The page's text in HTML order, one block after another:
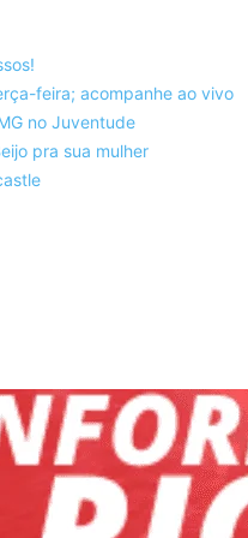
feira; acompanhe ao vivo
no Juventude
pra sua mulher